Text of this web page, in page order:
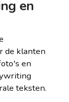
en
de klanten
en
teksten.